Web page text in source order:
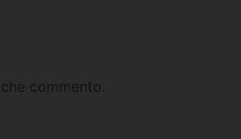
commento.